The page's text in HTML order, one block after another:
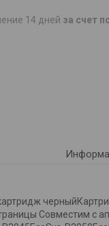
14 дней за счет
Совместим с